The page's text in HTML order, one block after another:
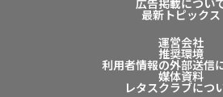
広告掲載につい
最新トピックス
運営会社
推奨環境
利用者情報の外部送信
媒体資料
レタスクラブにつ